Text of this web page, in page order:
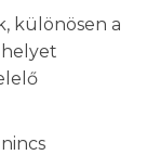
különösen a